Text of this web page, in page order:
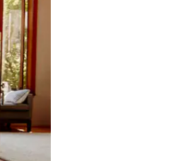
desliza el dedo.